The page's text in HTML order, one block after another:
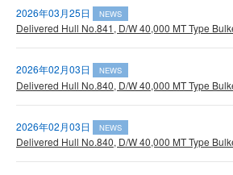
2026年03月25日 NEWS
Delivered Hull No.841, D/W 40,000 MT Type
2026年02月03日 NEWS
Delivered Hull No.840, D/W 40,000 MT Type
2026年02月03日 NEWS
Delivered Hull No.840, D/W 40,000 MT Type